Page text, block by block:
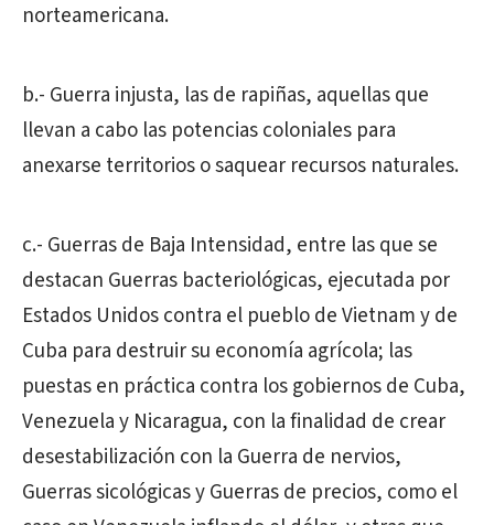
norteamericana.
b.- Guerra injusta, las de rapiñas, aquellas que
llevan a cabo las potencias coloniales para
anexarse territorios o saquear recursos naturales.
c.- Guerras de Baja Intensidad, entre las que se
destacan Guerras bacteriológicas, ejecutada por
Estados Unidos contra el pueblo de Vietnam y de
Cuba para destruir su economía agrícola; las
puestas en práctica contra los gobiernos de Cuba,
Venezuela y Nicaragua, con la finalidad de crear
desestabilización con la Guerra de nervios,
Guerras sicológicas y Guerras de precios, como el